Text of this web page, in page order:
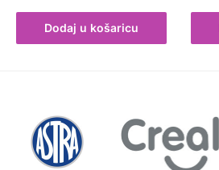
Dodaj u košaricu